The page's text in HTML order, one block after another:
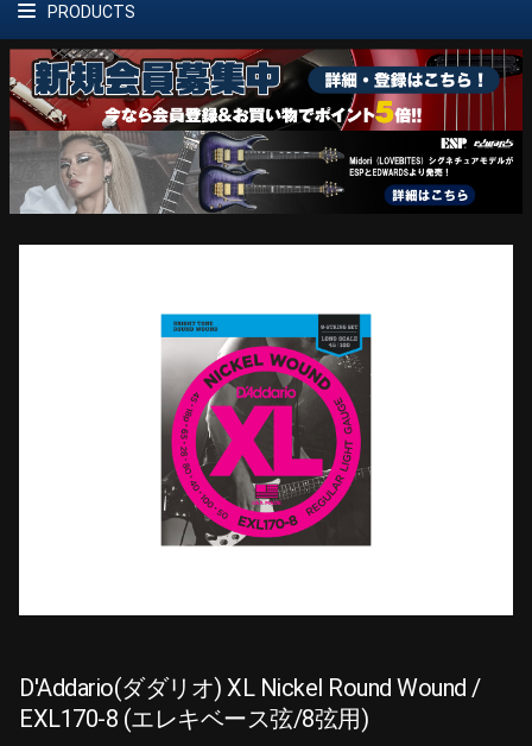
PRODUCTS
D'Addario(ダダリオ) XL Nickel Round Wound /
EXL170-8 (エレキベース弦/8弦用)